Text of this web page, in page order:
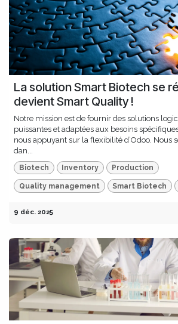
La solution Smart Biotech se
devient Smart Quality !
Notre mission est de fournir des solutions
puissantes et adaptées aux besoins
nous appuyant sur la flexibilité d’Odoo. Nous
dan...
Biotech Inventory Production
Quality management Smart Biotech
9 déc. 2025